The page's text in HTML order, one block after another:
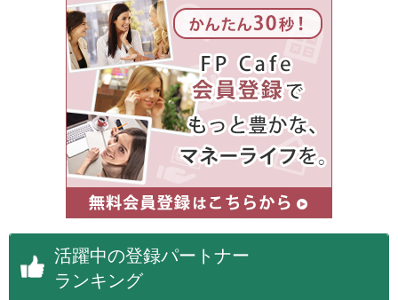
活躍中の登録パートナー
ランキング